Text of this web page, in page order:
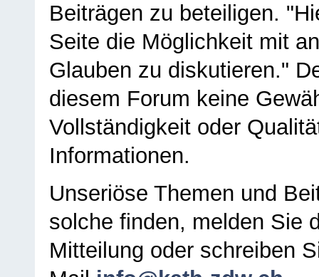
Beiträgen zu beteiligen.
Seite die Möglichkeit mit
Glauben zu diskutieren."
diesem Forum keine
Vollständigkeit oder
Informationen.
Unseriöse Themen und
solche finden, melden Sie
Mitteilung oder schreiben